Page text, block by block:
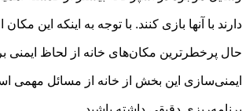
دارند با آنها بازی کنند. با توجه به اینکه این
حال پرخطرترین مکان‌های خانه از لحاظ ایمنی
ایمنی‌سازی این بخش از خانه از مسائل مهمی